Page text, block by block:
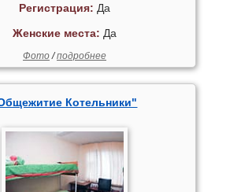
Регистрация: Да
Женские места: Да
Фото/подробнее
Котельники"